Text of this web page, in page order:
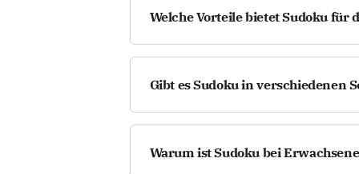
Computer, Tablet oder Smartphone.
Welche Vorteile bietet Sudoku für
Sudoku fördert logisches Denken,
Aufmerksamkeit im Alltag zu
Gibt es Sudoku in verschiedenen
Ja, Sudoku wird in
Spieler anspruchsvolle
Warum ist Sudoku bei